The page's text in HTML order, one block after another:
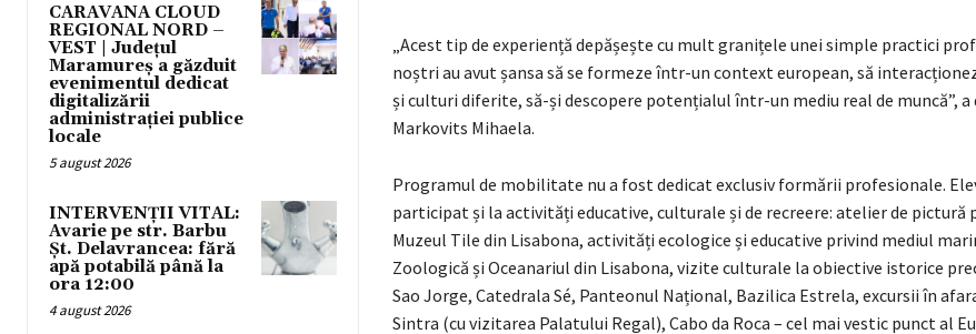
CARAVANA CLOUD
REGIONAL NORD –
VEST | Județul
Maramureș a găzduit
evenimentul dedicat
digitalizării
administrației publice
locale
5 august 2026
INTERVENȚII VITAL:
Avarie pe str. Barbu
Șt. Delavrancea: fără
apă potabilă până la
ora 12:00
4 august 2026
„Acest tip de experiență depășește cu mult granițele unei simple practici
noștri au avut șansa să se formeze într-un context european, să
și culturi diferite, să-și descopere potențialul într-un mediu real de muncă”,
Markovits Mihaela.
Programul de mobilitate nu a fost dedicat exclusiv formării profesionale.
participat și la activități educative, culturale și de recreere: atelier de pictură
Muzeul Tile din Lisabona, activități ecologice și educative privind mediul
Zoologică și Oceanariul din Lisabona, vizite culturale la obiective istorice
Sao Jorge, Catedrala Sé, Panteonul Național, Bazilica Estrela, excursii în
Sintra (cu vizitarea Palatului Regal), Cabo da Roca – cel mai vestic punct al